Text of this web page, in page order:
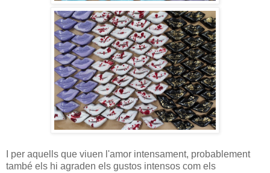
I per aquells que viuen l'amor intensament, probablement
també els hi agraden els gustos intensos com els